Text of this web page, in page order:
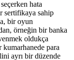
hata
sertifikaya sahip
bir oyun
örneğin bir banka
oldukça
para
ayrı bir düzende